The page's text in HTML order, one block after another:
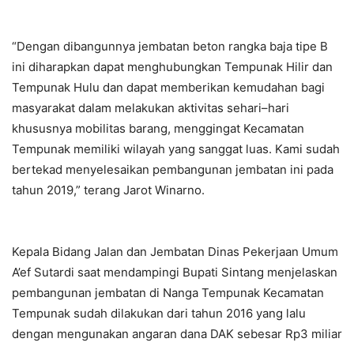
“Dengan dibangunnya jembatan beton rangka baja tipe B
ini diharapkan dapat menghubungkan Tempunak Hilir dan
Tempunak Hulu dan dapat memberikan kemudahan bagi
masyarakat dalam melakukan aktivitas sehari–hari
khususnya mobilitas barang, menggingat Kecamatan
Tempunak memiliki wilayah yang sanggat luas. Kami sudah
bertekad menyelesaikan pembangunan jembatan ini pada
tahun 2019,” terang Jarot Winarno.
Kepala Bidang Jalan dan Jembatan Dinas Pekerjaan Umum
A’ef Sutardi saat mendampingi Bupati Sintang menjelaskan
pembangunan jembatan di Nanga Tempunak Kecamatan
Tempunak sudah dilakukan dari tahun 2016 yang lalu
dengan mengunakan angaran dana DAK sebesar Rp3 miliar